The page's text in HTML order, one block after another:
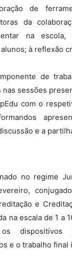
de
da
na
à reflexão
de
sessões
com o
e a
no regime
e
na escala de 1 a
os
e o trabalho